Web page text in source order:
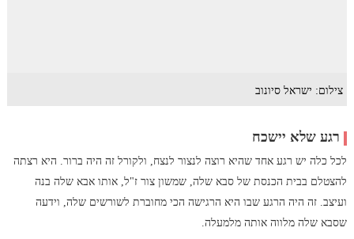
צילום: ישראל סיונוב
רגע שלא יישכח
לכל כלה יש רגע אחד שהיא רוצה לנצור לנצח, ולקורל זה היה ברור. היא רצתה
להצטלם בבית הכנסת של סבא שלה, שמשון צור ז"ל, אותו אבא שלה בנה
ועיצב. זה היה הרגע שבו היא הרגישה הכי מחוברת לשורשים שלה, וידעה
שסבא שלה מלווה אותה מלמעלה.